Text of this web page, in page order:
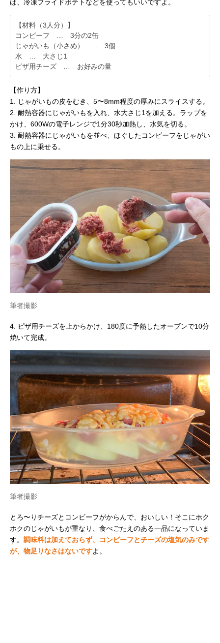
は、冷凍フライドポテトなどを使ってもいいですよ。
【材料（3人分）】
コンビーフ … 3分の2缶
じゃがいも（小さめ） … 3個
水 … 大さじ1
ピザ用チーズ … お好みの量
【作り方】
1. じゃがいもの皮をむき、5〜8mm程度の厚みにスライスする。
2. 耐熱容器にじゃがいもを入れ、水大さじ1を加える。ラップを
かけ、600Wの電子レンジで1分30秒加熱し、水気を切る。
3. 耐熱容器にじゃがいもを並べ、ほぐしたコンビーフをじゃがい
もの上に乗せる。
筆者撮影
4. ピザ用チーズを上からかけ、180度に予熱したオーブンで10分
焼いて完成。
筆者撮影
とろ〜りチーズとコンビーフがからんで、おいしい！そこにホク
ホクのじゃがいもが重なり、食べごたえのある一品になっていま
す。 調味料は加えておらず、コンビーフとチーズの塩気のみです
が、物足りなさはないですよ。